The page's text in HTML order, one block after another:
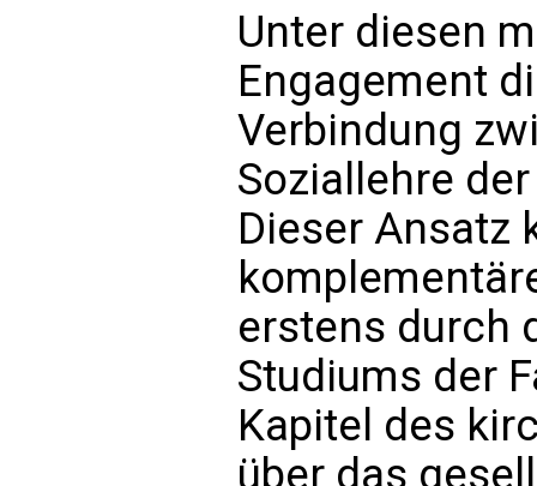
Unter diesen
Engagement
Verbindung
Soziallehre
Dieser Ansatz
erstens durch
Studiums der
Kapitel des
über das